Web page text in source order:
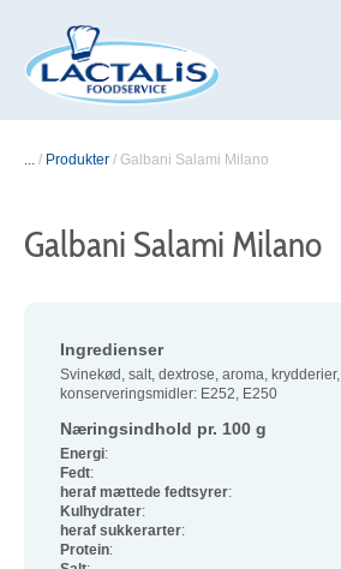
... / Produkter / Galbani Salami Milano
Galbani Salami Milano
Ingredienser
Svinekød, salt, dextrose, aroma, krydderier,
konserveringsmidler: E252, E250
Næringsindhold pr. 100 g
Energi:
Fedt:
heraf mættede fedtsyrer:
Kulhydrater:
heraf sukkerarter:
Protein: